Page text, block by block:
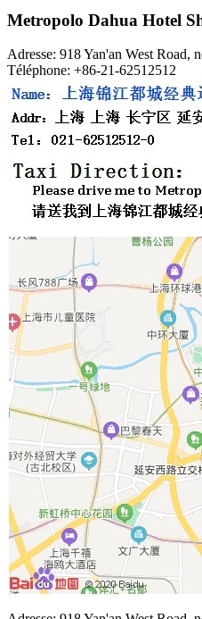
Metropolo Dahua Hotel
Adresse: 918 Yan'an West Road,
Téléphone: +86-21-62512512